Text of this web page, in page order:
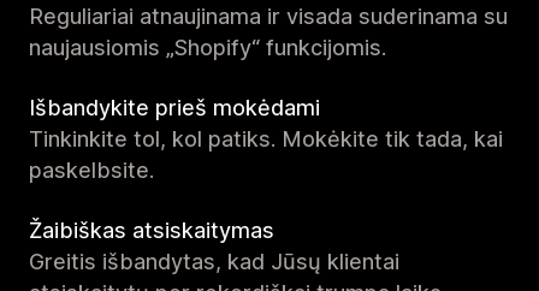
Reguliariai atnaujinama ir visada suderinama su
naujausiomis „Shopify“ funkcijomis.
Išbandykite prieš mokėdami
Tinkinkite tol, kol patiks. Mokėkite tik tada, kai
paskelbsite.
Žaibiškas atsiskaitymas
Greitis išbandytas, kad Jūsų klientai